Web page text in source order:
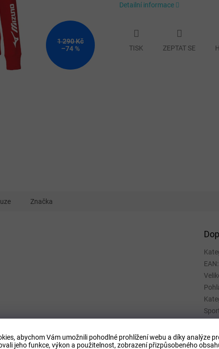
abychom Vám umožnili pohodlné prohlížení webu a díky analýze
jeho funkce, výkon a použitelnost, zobrazení přizpůsobeného
1 290 Kč
–74 %
Detailní informace
TISK ZEPTAT SE
Značka
EAN: